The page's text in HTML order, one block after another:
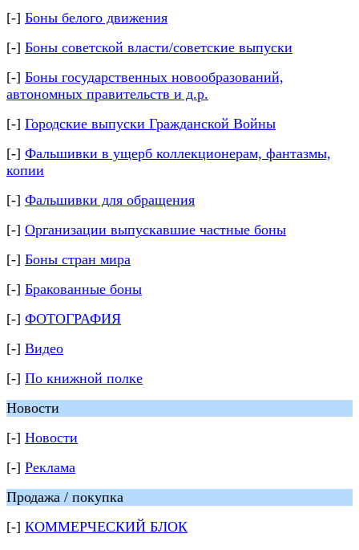
[-] Боны белого движения
[-] Боны советской власти/советские выпуски
[-] Боны государственных новообразований,
автономных правительств и д.р.
[-] Городские выпуски Гражданской Войны
[-] Фальшивки в ущерб коллекционерам, фантазмы,
копии
[-] Фальшивки для обращения
[-] Организации выпускавшие частные боны
[-] Боны стран мира
[-] Бракованные боны
[-] ФОТОГРАФИЯ
[-] Видео
[-] По книжной полке
Новости
[-] Новости
[-] Реклама
Продажа / покупка
[-] КОММЕРЧЕСКИЙ БЛОК